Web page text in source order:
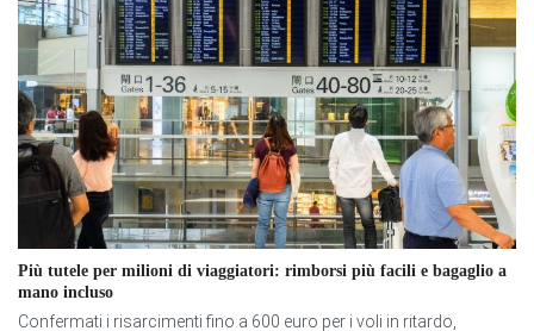
Più tutele per milioni di viaggiatori: rimborsi più facili e bagaglio a
mano incluso
Confermati i risarcimenti fino a 600 euro per i voli in ritardo,